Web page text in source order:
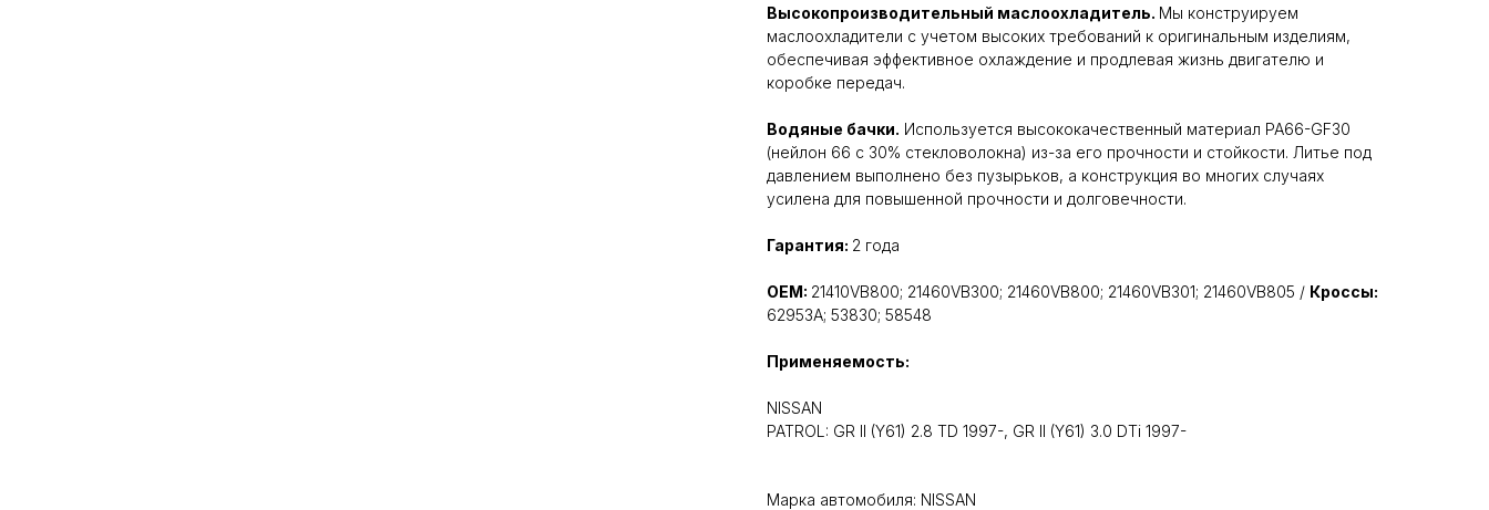
Высокопроизводительный маслоохладитель. Мы конструируем
маслоохладители с учетом высоких требований к оригинальным изделиям,
обеспечивая эффективное охлаждение и продлевая жизнь двигателю и
коробке передач.
Водяные бачки. Используется высококачественный материал PA66-GF30
(нейлон 66 с 30% стекловолокна) из-за его прочности и стойкости. Литье под
давлением выполнено без пузырьков, а конструкция во многих случаях
усилена для повышенной прочности и долговечности.
Гарантия: 2 года
OEM: 21410VB800; 21460VB300; 21460VB800; 21460VB301; 21460VB805 / Кроссы:
62953A; 53830; 58548
Применяемость:
NISSAN
PATROL: GR II (Y61) 2.8 TD 1997-, GR II (Y61) 3.0 DTi 1997-
Марка автомобиля: NISSAN